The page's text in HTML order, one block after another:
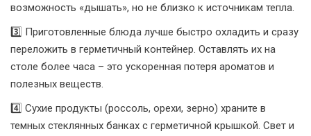
возможность «дышать», но не близко к источникам тепла.
3️⃣ Приготовленные блюда лучше быстро охладить и сразу
переложить в герметичный контейнер. Оставлять их на
столе более часа – это ускоренная потеря ароматов и
полезных веществ.
4️⃣ Сухие продукты (рoссоль, орехи, зерно) храните в
темных стеклянных банках с герметичной крышкой. Свет и